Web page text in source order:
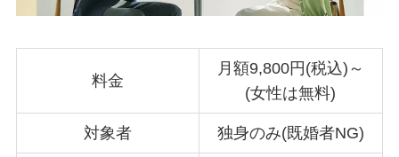
料金
月額9,800円(税込)～
(女性は無料)
対象者 独身のみ(既婚者NG)